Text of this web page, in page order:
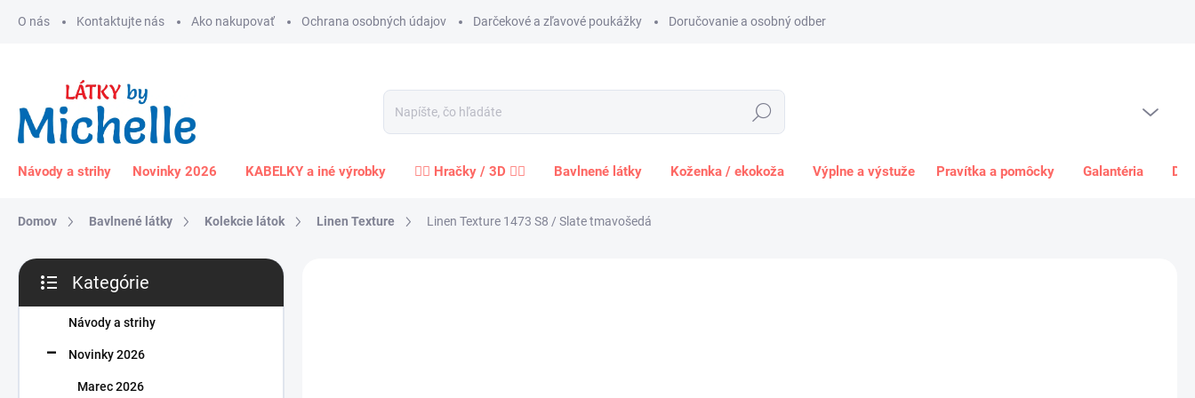
O nás Kontaktujte nás Ako nakupovať Ochrana osobných údajov Darčekové a zľavové poukážky Doručovanie a osobný odber
Hľadať
Návody a strihy Novinky 2026 KABELKY a iné výrobky 🧍‍♀️ Hračky / 3D 🧍‍♂️ Bavlnené látky Koženka / ekokoža Výplne a výstuže Pravítka a pomôcky Galantéria
Domov Bavlnené látky Kolekcie látok Linen Texture Linen Texture 1473 S8 / Slate tmavošedá
B
č
kategórie
Kategórie
Návody a strihy
Novinky 2026
Marec 2026